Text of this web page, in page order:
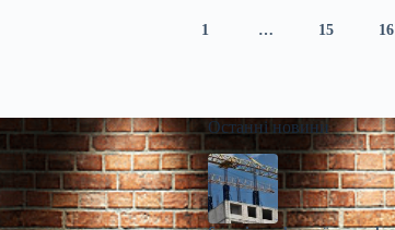
1 … 15 16
Останні новини